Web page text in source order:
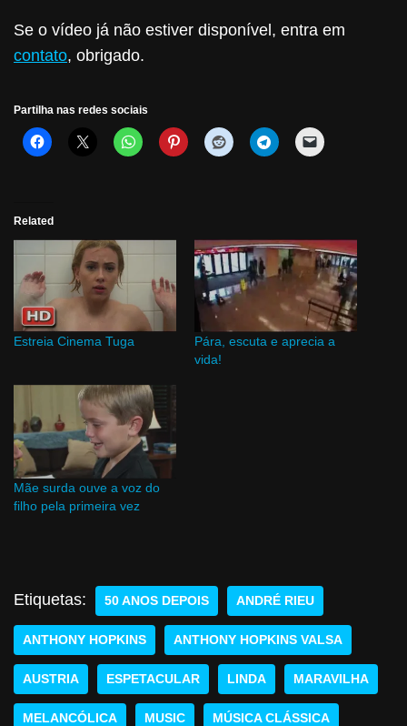
Se o vídeo já não estiver disponível, entra em
contato, obrigado.
Partilha nas redes sociais
Related
Estreia Cinema Tuga
Pára, escuta e aprecia a
vida!
Mãe surda ouve a voz do
filho pela primeira vez
Etiquetas: 50 ANOS DEPOIS ANDRÉ RIEU
ANTHONY HOPKINS ANTHONY HOPKINS VALSA
AUSTRIA ESPETACULAR LINDA MARAVILHA
MELANCÓLICA MUSIC MÚSICA CLÁSSICA